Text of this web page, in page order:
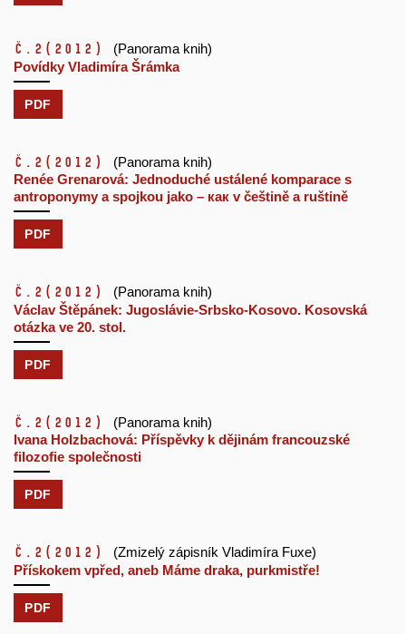
č.2 (2012)
(Panorama knih)
Povídky Vladimíra Šrámka
PDF
č.2 (2012)
(Panorama knih)
Renée Grenarová: Jednoduché ustálené komparace s
antroponymy a spojkou jako – как v češtině a ruštině
PDF
č.2 (2012)
(Panorama knih)
Václav Štěpánek: Jugoslávie-Srbsko-Kosovo. Kosovská
otázka ve 20. stol.
PDF
č.2 (2012)
(Panorama knih)
Ivana Holzbachová: Příspěvky k dějinám francouzské
filozofie společnosti
PDF
č.2 (2012)
(Zmizelý zápisník Vladimíra Fuxe)
Přískokem vpřed, aneb Máme draka, purkmistře!
PDF